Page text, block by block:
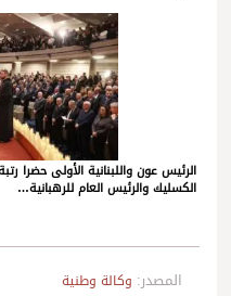
الرئيس عون واللبنانية الأولى
الكسليك والرئيس العام للرهبانية…
المصدر: وكالة وطنية